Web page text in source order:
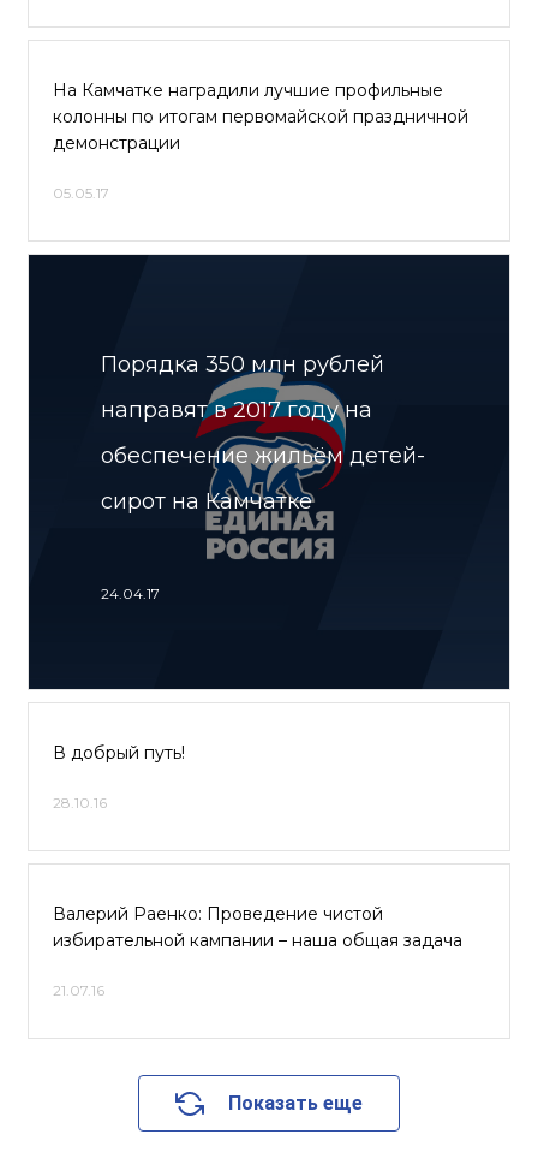
На Камчатке наградили лучшие профильные
колонны по итогам первомайской праздничной
демонстрации
05.05.17
Порядка 350 млн рублей
направят в 2017 году на
обеспечение жильём детей-
сирот на Камчатке
24.04.17
В добрый путь!
28.10.16
Валерий Раенко: Проведение чистой
избирательной кампании – наша общая задача
21.07.16
Показать еще